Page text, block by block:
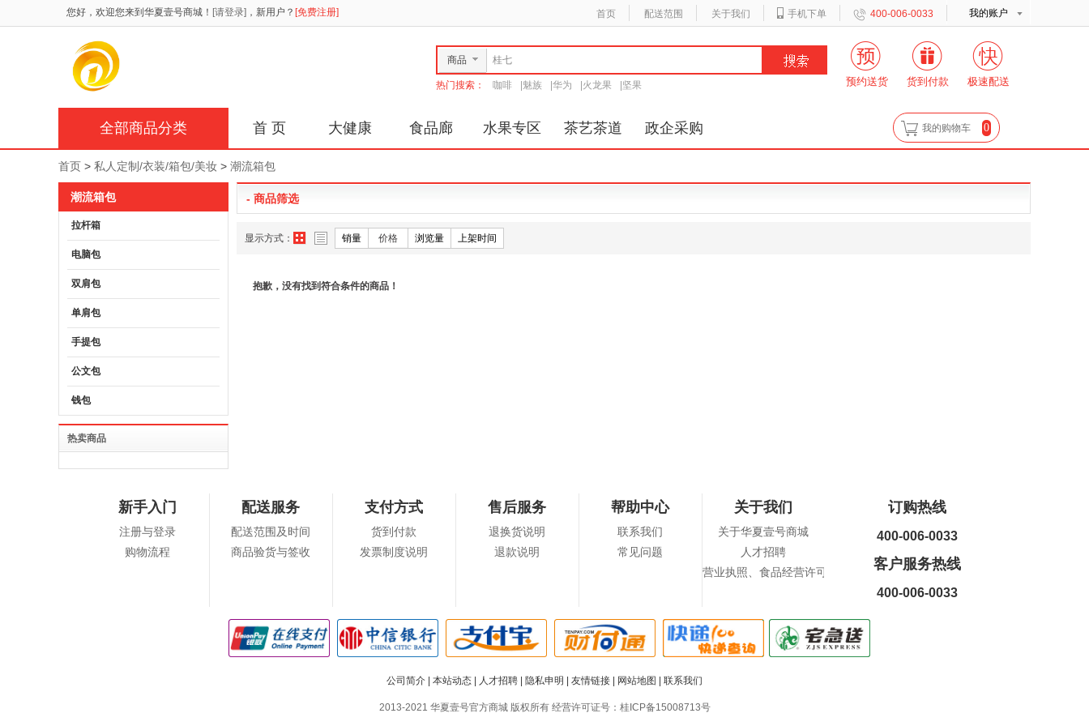
您好，欢迎您来到华夏壹号商城！ [请登录] ，新用户？ [免费注册] 我的账户
首页 配送范围 关于我们 手机下单 400-006-0033
商品
热门搜索： 咖啡 魅族 华为 火龙果 坚果 预约送货 货到付款 极速配送
全部商品分类 首 页 大健康 食品廊 水果专区 茶艺茶道 政企采购 我的购物车 0
首页 > 私人定制/衣装/箱包/美妆 > 潮流箱包
- 商品筛选
显示方式： 销量 价格 浏览量 上架时间
抱歉，没有找到符合条件的商品！
潮流箱包
拉杆箱
电脑包
双肩包
单肩包
手提包
公文包
钱包
热卖商品
新手入门
注册与登录
购物流程
配送服务
配送范围及时间
商品验货与签收
支付方式
货到付款
发票制度说明
售后服务
退换货说明
退款说明
帮助中心
联系我们
常见问题
关于我们
关于华夏壹号商城
人才招聘
营业执照、食品经营许可证查询
订购热线
400-006-0033
客户服务热线
400-006-0033
公司简介 本站动态 人才招聘 隐私申明 友情链接 网站地图 联系我们
2013-2021 华夏壹号官方商城 版权所有 经营许可证号： 桂ICP备15008713号